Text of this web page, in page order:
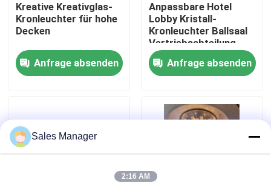
Kontakt mit uns
Bitte um ein Angebot
Maßgeschneiderte Kronleuchter
kundenspezifische hängende Lichter
Kreative Kreativglas-
Kronleuchter für hohe
Decken
Anfrage absenden
Anpassbare Hotel
Lobby Kristall-
Kronleuchter Ballsaal
Vertriebsabteilung
Kreative Nicht-
Standard-
Projektbeleuchtung
Anfrage absenden
Sales Manager
2:16 AM